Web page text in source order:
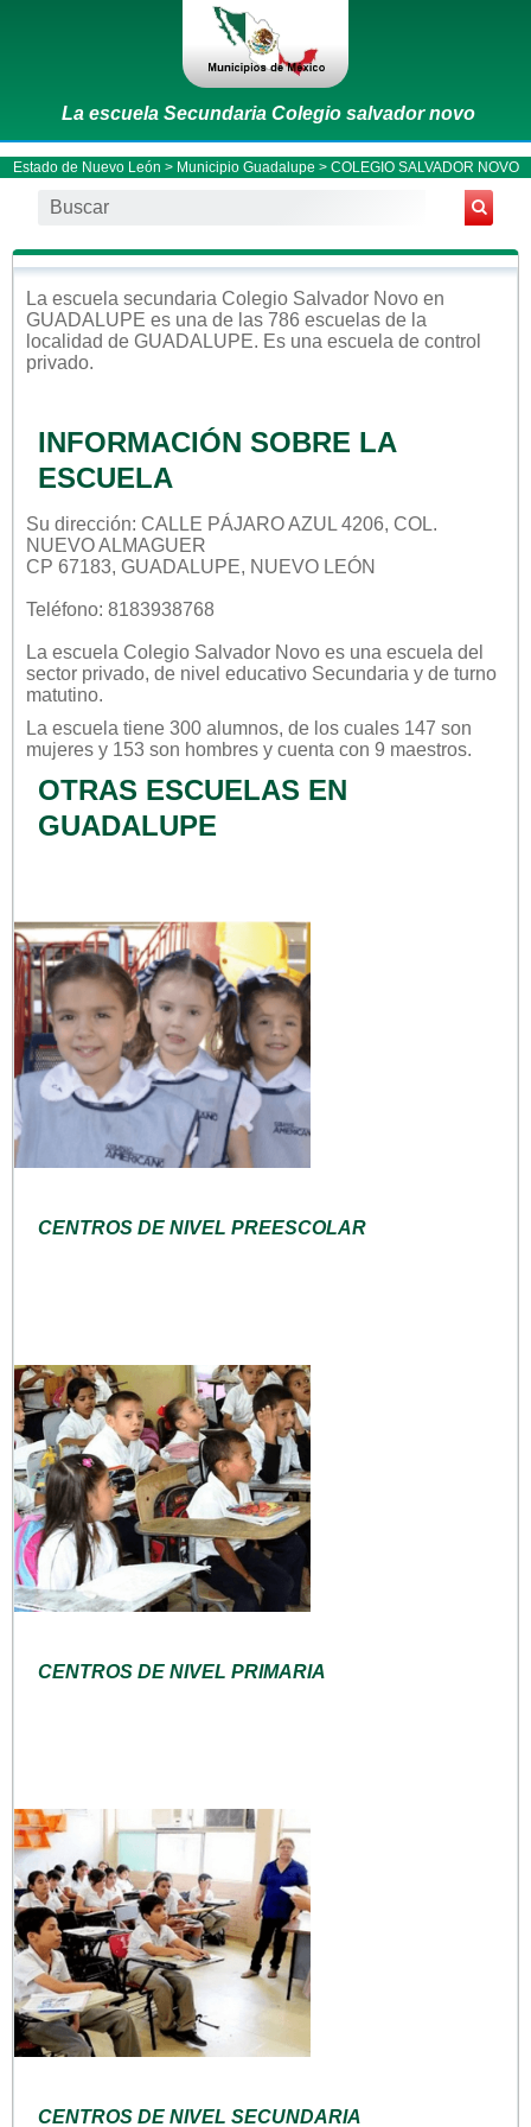
La escuela Secundaria Colegio salvador novo
Estado de Nuevo León > Municipio Guadalupe > COLEGIO SALVADOR NOVO
La escuela secundaria Colegio Salvador Novo en
GUADALUPE es una de las 786 escuelas de la
localidad de GUADALUPE. Es una escuela de control
privado.
INFORMACIÓN SOBRE LA
ESCUELA
Su dirección: CALLE PÁJARO AZUL 4206, COL.
NUEVO ALMAGUER
CP 67183, GUADALUPE, NUEVO LEÓN
Teléfono: 8183938768
La escuela Colegio Salvador Novo es una escuela del
sector privado, de nivel educativo Secundaria y de turno
matutino.
La escuela tiene 300 alumnos, de los cuales 147 son
mujeres y 153 son hombres y cuenta con 9 maestros.
OTRAS ESCUELAS EN
GUADALUPE
CENTROS DE NIVEL PREESCOLAR
CENTROS DE NIVEL PRIMARIA
CENTROS DE NIVEL SECUNDARIA